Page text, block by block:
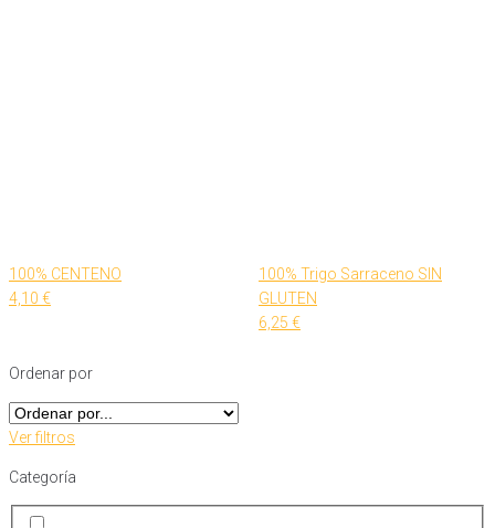
100% CENTENO
4,10 €
100% Trigo Sarraceno SIN
GLUTEN
6,25 €
Ordenar por
Ver filtros
Categoría